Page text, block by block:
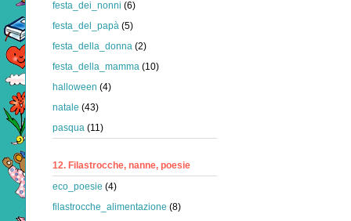
festa_dei_nonni (6)
festa_del_papà (5)
festa_della_donna (2)
festa_della_mamma (10)
halloween (4)
natale (43)
pasqua (11)
12. Filastrocche, nanne, poesie
eco_poesie (4)
filastrocche_alimentazione (8)